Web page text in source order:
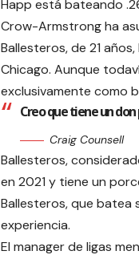
Happ está bateando
Crow-Armstrong ha
Ballesteros, de 21
Chicago. Aunque
exclusivamente como
Creo que tiene un
Craig Counsell
Ballesteros,
en 2021 y tiene un
Ballesteros, que batea
experiencia.
El manager de ligas